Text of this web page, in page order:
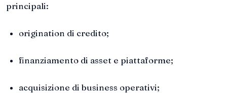
principali:
origination di credito;
finanziamento di asset e piattaforme;
acquisizione di business operativi;